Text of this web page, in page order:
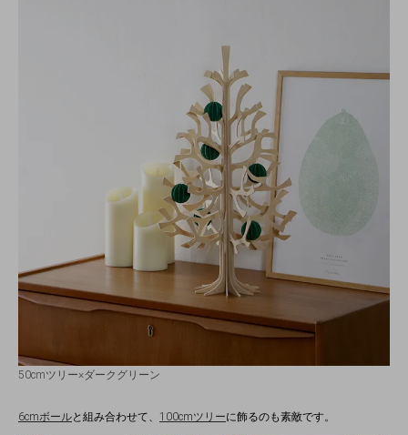
50cmツリー×ダークグリーン
6cmボールと組み合わせて、 100cmツリーに飾るのも素敵です。